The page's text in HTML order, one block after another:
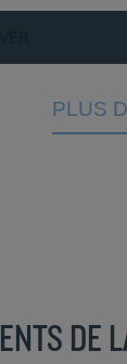
PLUS
DE